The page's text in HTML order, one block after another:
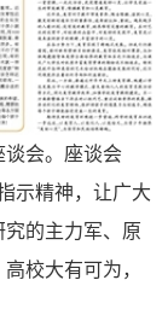
会。座谈会
示精神，让广大
的主力军、原
校大有可为，